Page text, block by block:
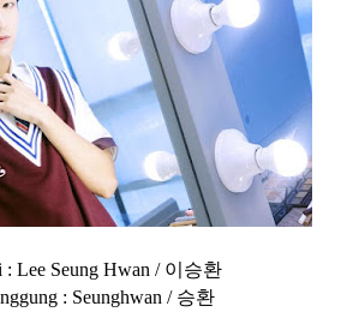
: Lee Seung Hwan / 이승환
: Seunghwan /승환